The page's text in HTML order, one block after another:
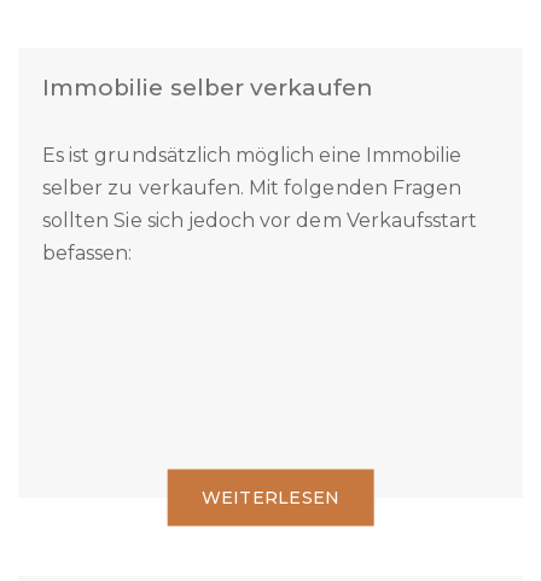
Immobilie selber verkaufen
Es ist grundsätzlich möglich eine Immobilie
selber zu verkaufen. Mit folgenden Fragen